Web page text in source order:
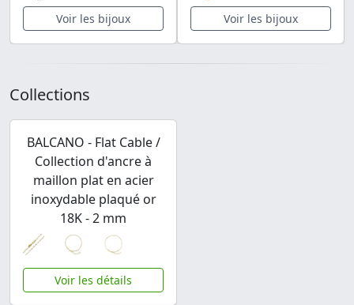
Voir les bijoux Voir les bijoux
Collections
BALCANO - Flat Cable /
Collection d'ancre à
maillon plat en acier
inoxydable plaqué or
18K - 2 mm
Voir les détails